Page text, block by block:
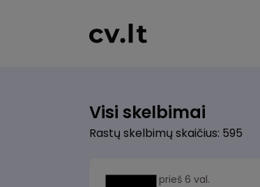
Visi skelbimai
Rastų skelbimų skaičius: 595
prieš 6 val.